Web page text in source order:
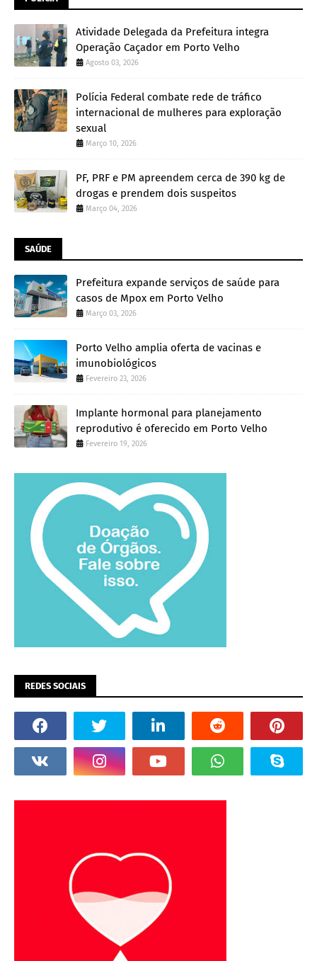
Atividade Delegada da Prefeitura integra
Operação Caçador em Porto Velho
Agosto 03, 2026
Polícia Federal combate rede de tráfico
internacional de mulheres para exploração
sexual
Março 10, 2026
PF, PRF e PM apreendem cerca de 390 kg de
drogas e prendem dois suspeitos
Março 04, 2026
SAÚDE
Prefeitura expande serviços de saúde para
casos de Mpox em Porto Velho
Março 03, 2026
Porto Velho amplia oferta de vacinas e
imunobiológicos
Fevereiro 23, 2026
Implante hormonal para planejamento
reprodutivo é oferecido em Porto Velho
Fevereiro 19, 2026
REDES SOCIAIS